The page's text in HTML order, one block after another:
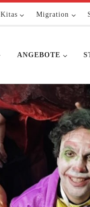
Kitas Migration
ANGEBOTE